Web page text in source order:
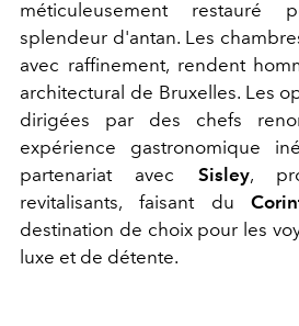
méticuleusement restauré
splendeur d'antan. Les
avec raffinement, rendent
architectural de Bruxelles. Les
dirigées par des chefs
expérience gastronomique
partenariat avec Sisley,
revitalisants, faisant du
destination de choix pour les
luxe et de détente.